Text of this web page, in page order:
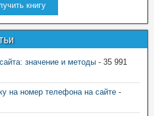
книгу
значение и методы - 35 991
на номер телефона на сайте -